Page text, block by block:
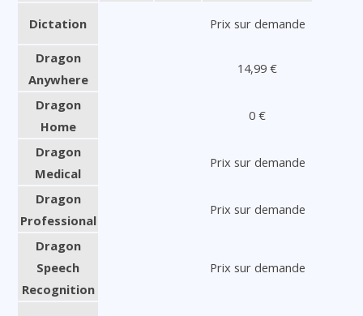
Dictation Prix sur demande
Dragon
Anywhere
14,99 €
Dragon
Home
0 €
Dragon
Medical
Prix sur demande
Dragon
Professional
Prix sur demande
Dragon
Speech
Recognition
Prix sur demande